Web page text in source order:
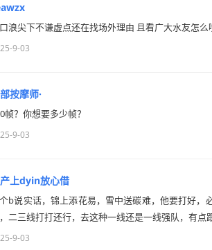
浪尖下不谦虚点还在找场外理由 且看广大水友怎么
9-03
按摩师·
帧？你想要多少帧？
9-03
上dyin放心借
b说实话，锦上添花易，雪中送碳难，他要打好
二三线打打还行，去这种一线还是一线强队，有点
9-03